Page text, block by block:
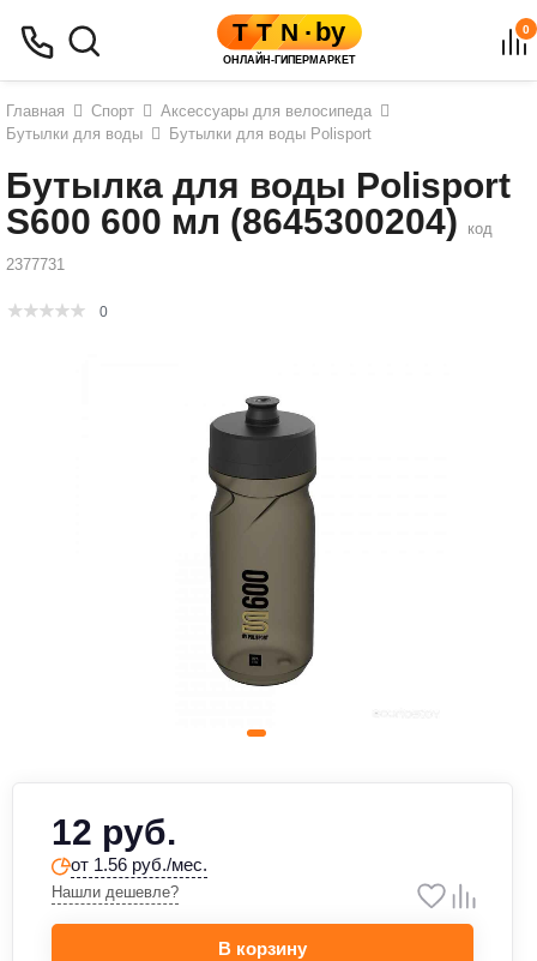
0
Главная Спорт
Аксессуары для велосипеда
Бутылки для воды
Бутылки для воды Polisport
Бутылка для воды Polisport
S600 600 мл (8645300204)
код
2377731
0
12 руб.
от 1.56 руб./мес.
Нашли дешевле?
В корзину